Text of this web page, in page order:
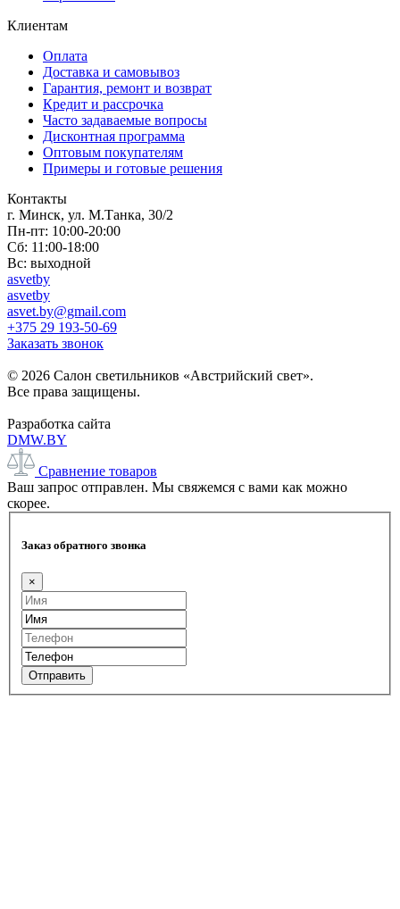
Клиентам
Оплата
Доставка и самовывоз
Гарантия, ремонт и возврат
Кредит и рассрочка
Часто задаваемые вопросы
Дисконтная программа
Оптовым покупателям
Примеры и готовые решения
Контакты
г. Минск, ул. М.Танка, 30/2
Пн-пт: 10:00-20:00
Сб: 11:00-18:00
Вс: выходной
asvetby
asvetby
asvet.by@gmail.com
+375 29 193-50-69
Заказать звонок
© 2026 Салон светильников «Австрийский свет».
Все права защищены.
Разработка сайта
DMW.BY
Сравнение товаров
Ваш запрос отправлен. Мы свяжемся с вами как можно
скорее.
Заказ обратного звонка
×
Отправить